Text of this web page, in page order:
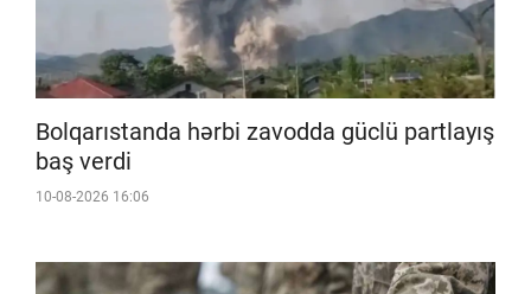
Bolqarıstanda hərbi zavodda güclü partlayış
baş verdi
10-08-2026 16:06